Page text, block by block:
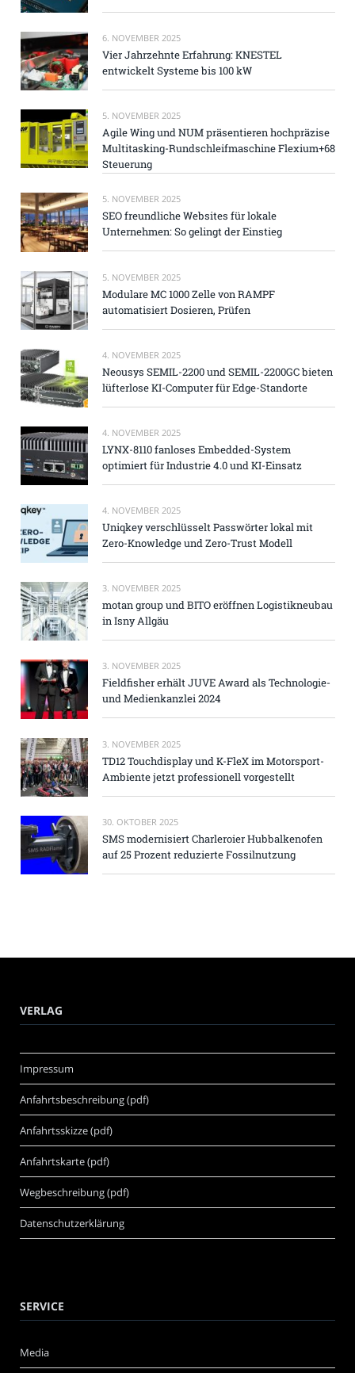
6. NOVEMBER 2025
Vier Jahrzehnte Erfahrung: KNESTEL
entwickelt Systeme bis 100 kW
5. NOVEMBER 2025
Agile Wing und NUM präsentieren hochpräzise
Multitasking-Rundschleifmaschine Flexium+68
Steuerung
5. NOVEMBER 2025
SEO freundliche Websites für lokale
Unternehmen: So gelingt der Einstieg
5. NOVEMBER 2025
Modulare MC 1000 Zelle von RAMPF
automatisiert Dosieren, Prüfen
4. NOVEMBER 2025
Neousys SEMIL-2200 und SEMIL-2200GC bieten
lüfterlose KI-Computer für Edge-Standorte
4. NOVEMBER 2025
LYNX-8110 fanloses Embedded-System
optimiert für Industrie 4.0 und KI-Einsatz
4. NOVEMBER 2025
Uniqkey verschlüsselt Passwörter lokal mit
Zero-Knowledge und Zero-Trust Modell
3. NOVEMBER 2025
motan group und BITO eröffnen Logistikneubau
in Isny Allgäu
3. NOVEMBER 2025
Fieldfisher erhält JUVE Award als Technologie-
und Medienkanzlei 2024
3. NOVEMBER 2025
TD12 Touchdisplay und K-FleX im Motorsport-
Ambiente jetzt professionell vorgestellt
30. OKTOBER 2025
SMS modernisiert Charleroier Hubbalkenofen
auf 25 Prozent reduzierte Fossilnutzung
VERLAG
Impressum
Anfahrtsbeschreibung (pdf)
Anfahrtsskizze (pdf)
Anfahrtskarte (pdf)
Wegbeschreibung (pdf)
Datenschutzerklärung
SERVICE
Media